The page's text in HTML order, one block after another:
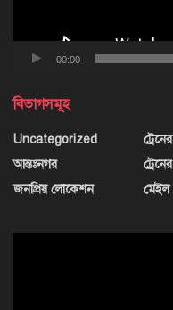
00:00
বিভাগসমূহ
Uncategorized
আন্তঃনগর
জনপ্রিয় লোকেশন
মেইল